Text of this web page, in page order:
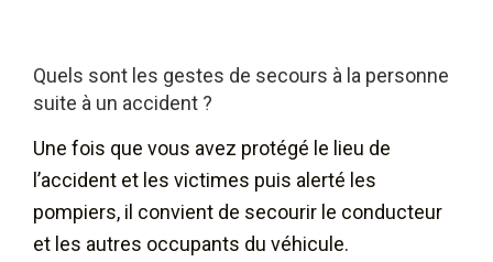
Quels sont les gestes de secours à la personne
suite à un accident ?
Une fois que vous avez protégé le lieu de
l’accident et les victimes puis alerté les
pompiers, il convient de secourir le conducteur
et les autres occupants du véhicule.